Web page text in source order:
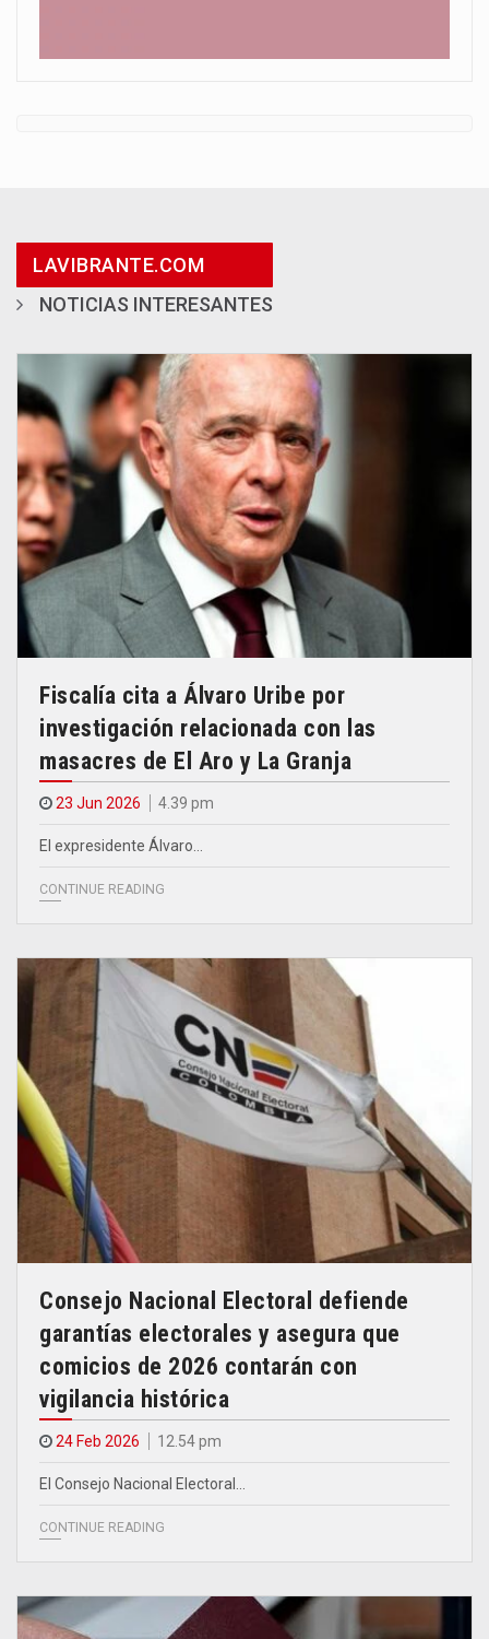
LAVIBRANTE.COM
NOTICIAS INTERESANTES
Fiscalía cita a Álvaro Uribe por
investigación relacionada con las
masacres de El Aro y La Granja
23 Jun 2026 4.39 pm
El expresidente Álvaro…
CONTINUE READING
Consejo Nacional Electoral defiende
garantías electorales y asegura que
comicios de 2026 contarán con
vigilancia histórica
24 Feb 2026 12.54 pm
El Consejo Nacional Electoral…
CONTINUE READING